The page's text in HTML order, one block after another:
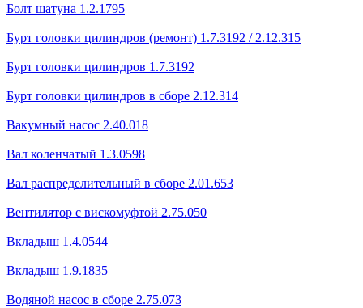
Болт шатуна 1.2.1795
Бурт головки цилиндров (ремонт) 1.7.3192 / 2.12.315
Бурт головки цилиндров 1.7.3192
Бурт головки цилиндров в сборе 2.12.314
Вакумный насос 2.40.018
Вал коленчатый 1.3.0598
Вал распределительный в сборе 2.01.653
Вентилятор с вискомуфтой 2.75.050
Вкладыш 1.4.0544
Вкладыш 1.9.1835
Водяной насос в сборе 2.75.073